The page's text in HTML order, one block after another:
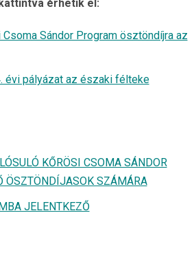
érhetik el:
Sándor Program ösztöndíjra az
évi pályázat az északi félteke
KŐRÖSI CSOMA SÁNDOR
ÖSZTÖNDÍJASOK SZÁMÁRA
JELENTKEZŐ